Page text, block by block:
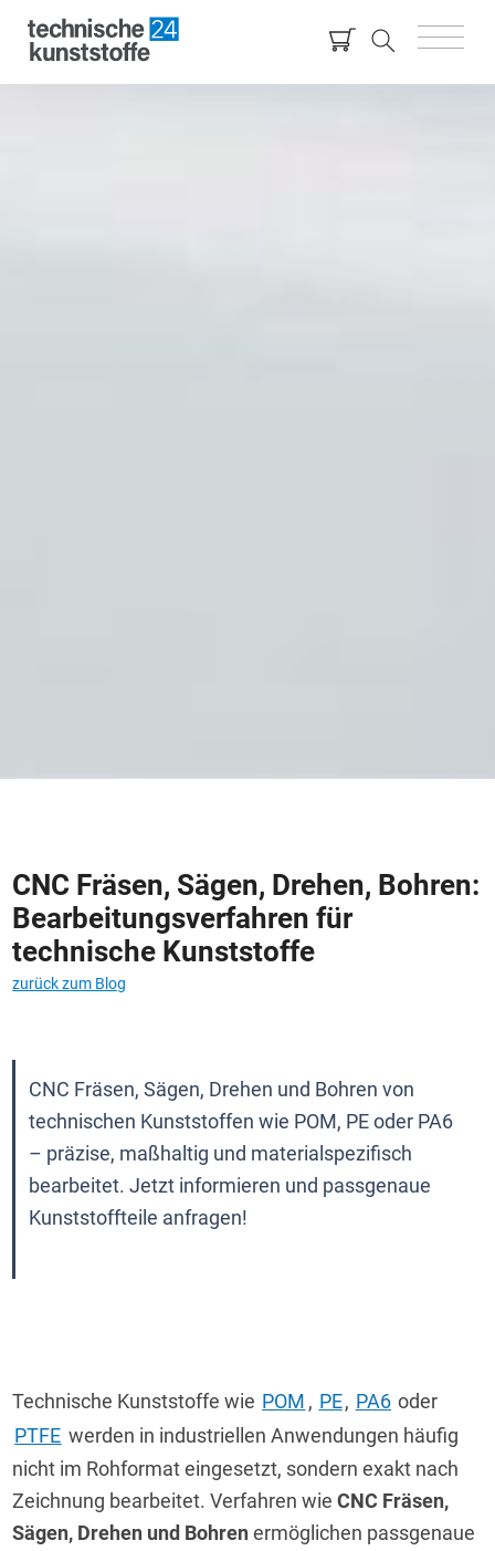
CNC Fräsen, Sägen, Drehen, Bohren:
Bearbeitungsverfahren für
technische Kunststoffe
zurück zum Blog
CNC Fräsen, Sägen, Drehen und Bohren von
technischen Kunststoffen wie POM, PE oder PA6
– präzise, maßhaltig und materialspezifisch
bearbeitet. Jetzt informieren und passgenaue
Kunststoffteile anfragen!
Technische Kunststoffe wie POM , PE, PA6 oder
PTFE werden in industriellen Anwendungen häufig
nicht im Rohformat eingesetzt, sondern exakt nach
Zeichnung bearbeitet. Verfahren wie CNC Fräsen,
Sägen, Drehen und Bohren ermöglichen passgenaue